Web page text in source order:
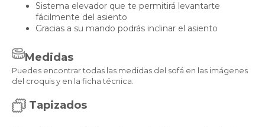
Sistema elevador que te permitirá levantarte
fácilmente del asiento
Gracias a su mando podrás inclinar el asiento
Medidas
Puedes encontrar todas las medidas del sofá en las imágenes
del croquis y en la ficha técnica.
Tapizados